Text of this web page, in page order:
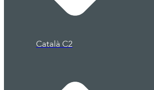
Català C2